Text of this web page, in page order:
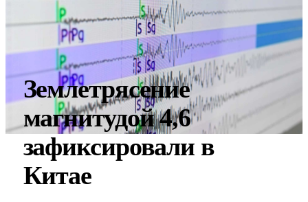
Землетрясение
магнитудой 4,6
зафиксировали в
Китае